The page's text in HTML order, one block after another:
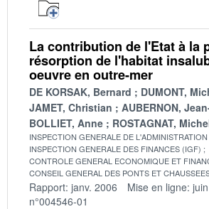
La contribution de l'Etat à la
résorption de l'habitat
oeuvre en outre-mer
DE KORSAK, Bernard
DUMONT,
JAMET, Christian
AUBERNON,
BOLLIET, Anne
ROSTAGNAT,
INSPECTION GENERALE DE
INSPECTION GENERALE DES FINANCES (IGF)
CONTROLE GENERAL ECONOMIQUE ET
CONSEIL GENERAL DES PONTS ET
Rapport: janv. 2006 Mise en ligne:
n°004546-01